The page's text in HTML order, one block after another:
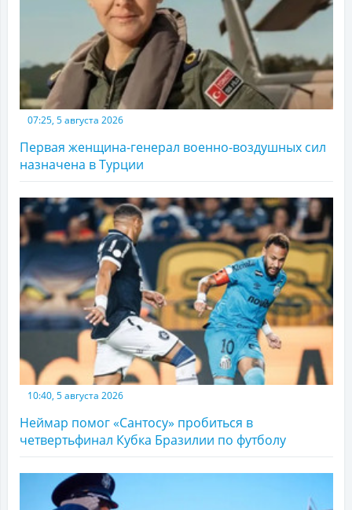
07:25, 5 августа 2026
Первая женщина-генерал военно-воздушных сил
назначена в Турции
10:40, 5 августа 2026
Неймар помог «Сантосу» пробиться в
четвертьфинал Кубка Бразилии по футболу